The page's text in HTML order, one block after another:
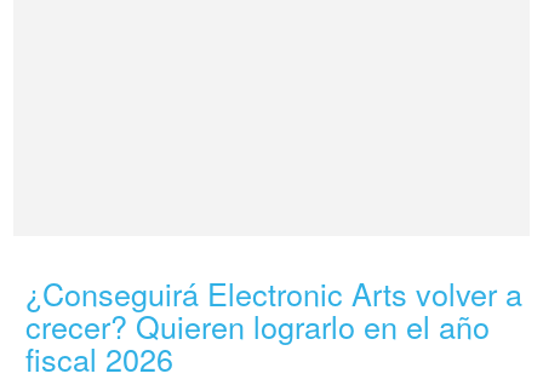
¿Conseguirá Electronic Arts volver a
crecer? Quieren lograrlo en el año
fiscal 2026